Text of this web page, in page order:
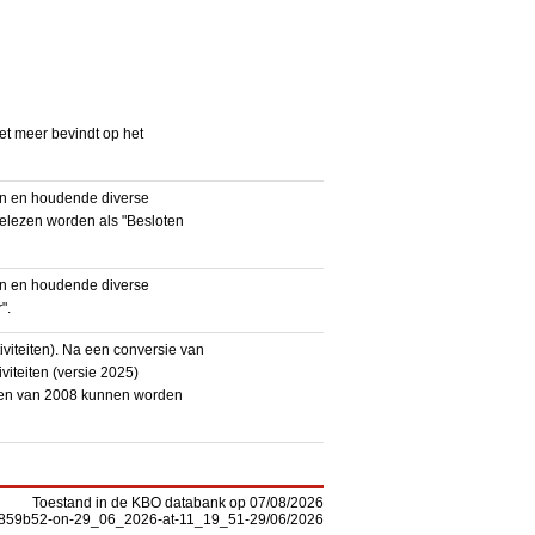
meer bevindt op het
en houdende diverse
worden als "Besloten
en houdende diverse
Na een conversie van
(versie 2025)
van 2008 kunnen worden
Toestand in de KBO databank op 07/08/2026
on-29_06_2026-at-11_19_51-29/06/2026